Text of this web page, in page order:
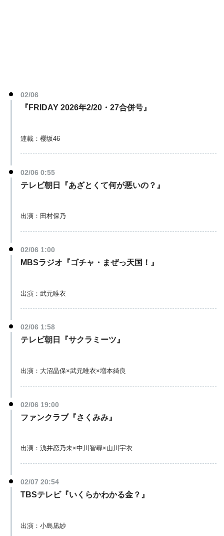
02/06
『FRIDAY 2026年2/20・27合併号』
連載：櫻坂46
02/06 0:55
テレビ朝日『あざとくて何が悪いの？』
出演：田村保乃
02/06 1:00
MBSラジオ『ゴチャ・まぜっ天国！』
出演：武元唯衣
02/06 1:58
テレビ朝日『サクラミーツ』
出演：大沼晶保×武元唯衣×増本綺良
02/06 19:00
ファンクラブ『さくみみ』
出演：浅井恋乃未×中川智尋×山川宇衣
02/07 20:54
TBSテレビ『いくらかわかる金？』
出演：小島凪紗